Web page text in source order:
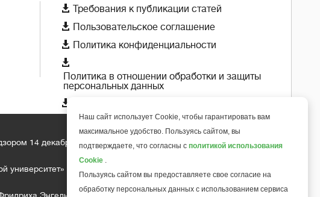
 Требования к публикации статей
 Пользовательское соглашение
 Политика конфиденциальности

Политика в отношении обработки и защиты
персональных данных

14 декабря 2018 года
университет»
6+
Наш сайт использует Cookie, чтобы гарантировать вам
максимальное удобство. Пользуясь сайтом, вы
подтверждаете, что согласны с политикой использования
Cookie .
Пользуясь сайтом вы предоставляете свое согласие на
обработку персональных данных с использованием сервиса